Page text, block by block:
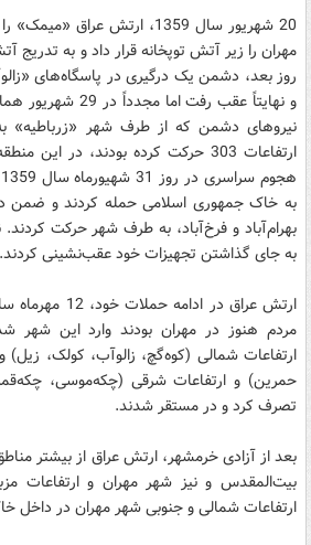
20 شهریور سال 1359، ارتش
مهران را زیر آتش توپخانه قرار داد و به‌
روز بعد، دشمن یک درگیری در پاسگاه‌های
و نهایتاً عقب رفت
نیروهای دشمن که از طرف شهر «زرباطیه»
ارتفاعات 303 حرکت کرده بودند، در
به خاک جمهوری اسلامی حمله کردند و ضمن
بهرام‌آباد و فرخ‌آباد، به طرف شهر حرکت
به جای گذاشتن تجهیزات خود عقب‌نشینی کردند.
مردم هنوز در مهران بودند وارد این شهر
ارتفاعات شمالی (کوه‌گچ، زالوآب، کولک، زیل) و
حمرین) و ارتفاعات شرقی (چکه‌موسی،
تصرف کرد و در مستقر شدند.
بعد از آزادی خرمشهر، ارتش عراق از بیشتر
بیت‌المقدس و نیز شهر مهران و ارتفاعات
ارتفاعات شمالی و جنوبی شهر مهران در داخل